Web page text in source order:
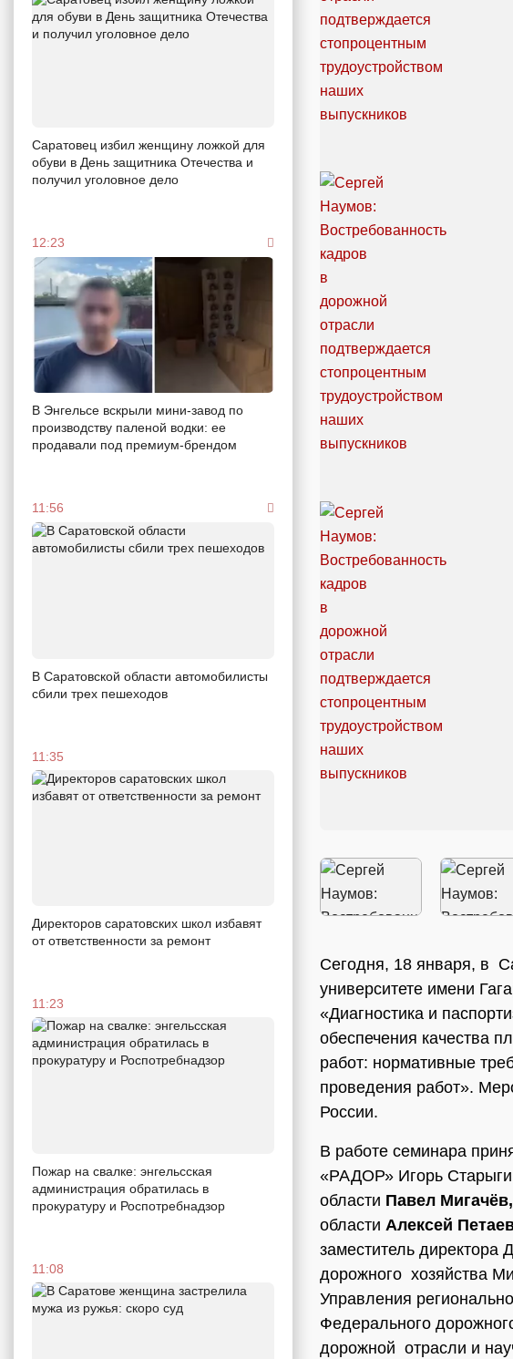
Саратовец избил женщину ложкой для
обуви в День защитника Отечества и
получил уголовное дело
12:23
В Энгельсе вскрыли мини-завод по
производству паленой водки: ее
продавали под премиум-брендом
11:56
В Саратовской области автомобилисты
сбили трех пешеходов
11:35
Директоров саратовских школ избавят
от ответственности за ремонт
11:23
Пожар на свалке: энгельсская
администрация обратилась в
прокуратуру и Роспотребнадзор
11:08
Сегодня, 18 января, в
университете имени
«Диагностика и
обеспечения качества
работ: нормативные
проведения работ».
России.
В работе семинара
«РАДОР» Игорь
области Павел Мигачёв,
области Алексей
заместитель директора
дорожного хозяйства
Управления
Федерального
дорожной отрасли и